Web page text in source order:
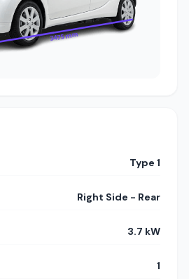
3475 mm
Type 1
Right Side - Rear
3.7 kW
1